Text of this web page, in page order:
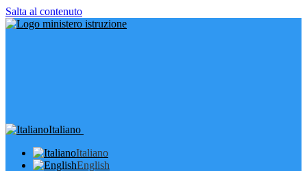
Salta al contenuto
Italiano
Italiano
English